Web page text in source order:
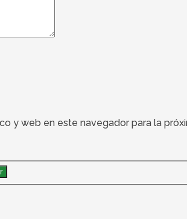
y web en este navegador para la